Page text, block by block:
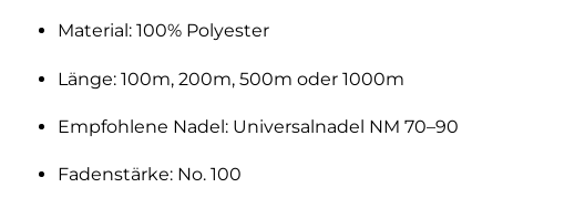
Material: 100% Polyester
Länge: 100m, 200m, 500m oder 1000m
Empfohlene Nadel: Universalnadel NM 70–90
Fadenstärke: No. 100